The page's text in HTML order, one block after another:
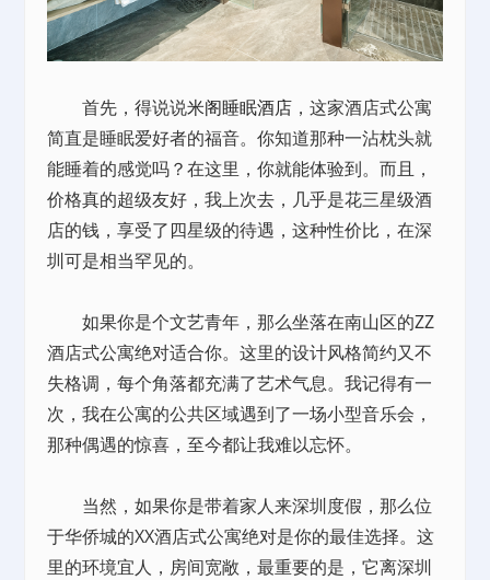
首先，得说说米阁睡眠酒店 ，这家酒店式公寓
简直是睡眠爱好者的福音。你知道那种一沾枕头就
能睡着的感觉吗？在这里，你就能体验到。而且，
价格真的超级友好，我上次去，几乎是花三星级酒
店的钱，享受了四星级的待遇，这种性价比，在深
圳可是相当罕见的。
如果你是个文艺青年，那么坐落在南山区的ZZ
酒店式公寓绝对适合你。这里的设计风格简约又不
失格调，每个角落都充满了艺术气息。我记得有一
次，我在公寓的公共区域遇到了一场小型音乐会，
那种偶遇的惊喜，至今都让我难以忘怀。
当然，如果你是带着家人来深圳度假，那么位
于华侨城的XX酒店式公寓绝对是你的最佳选择。这
里的环境宜人，房间宽敞，最重要的是，它离深圳